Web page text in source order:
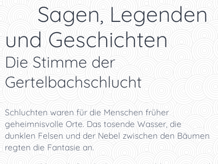
📜 Sagen, Legenden
und Geschichten
Die Stimme der
Gertelbachschlucht
Schluchten waren für die Menschen früher
geheimnisvolle Orte. Das tosende Wasser, die
dunklen Felsen und der Nebel zwischen den Bäumen
regten die Fantasie an.